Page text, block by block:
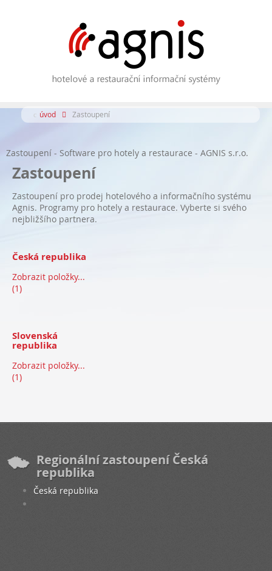
úvod Zastoupení
Zastoupení - Software pro hotely a restaurace - AGNIS s.r.o.
Zastoupení
Zastoupení pro prodej hotelového a informačního systému
Agnis. Programy pro hotely a restaurace. Vyberte si svého
nejbližšího partnera.
Česká republika
Zobrazit položky...
(1)
Slovenská
republika
Zobrazit položky...
(1)
Regionální zastoupení Česká
republika
Česká republika